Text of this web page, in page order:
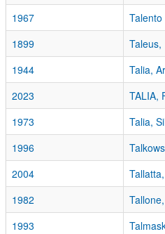
1967
1899
Taleus,
1944
Talia,
2023
TALIA,
1973
Talia,
1996
2004
1982
1993